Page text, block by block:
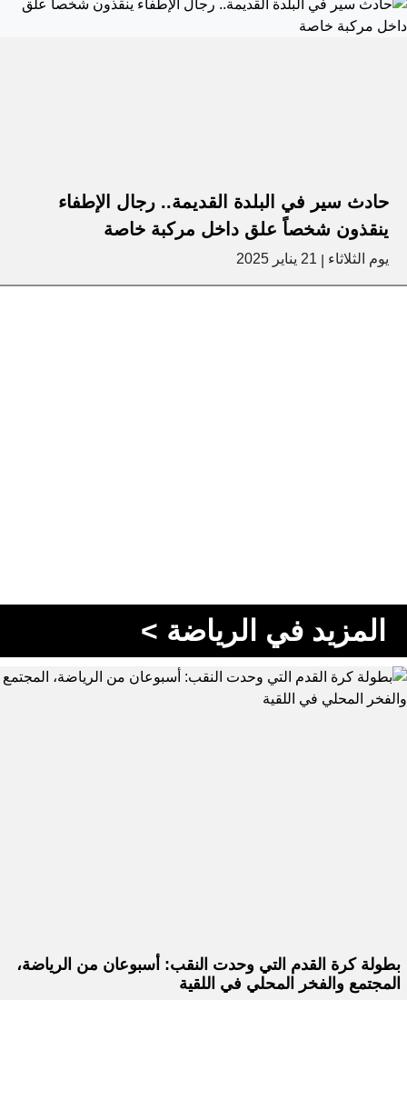
حادث سير في البلدة القديمة.. رجال الإطفاء
ينقذون شخصاً علق داخل مركبة خاصة
يوم الثلاثاء 21 يناير 2025
المزيد في الرياضة >
بطولة كرة القدم التي وحدت النقب: أسبوعان من الرياضة،
المجتمع والفخر المحلي في اللقية